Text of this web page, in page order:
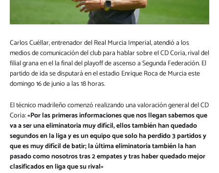
Carlos Cuéllar, entrenador del Real Murcia Imperial, atendió a los
medios de comunicación del club para hablar sobre el CD Coria, rival del
filial grana en el la final del playoff de ascenso a Segunda Federación. El
partido de ida se disputará en el estadio Enrique Roca de Murcia este
domingo 16 de junio a las 18 horas.
El técnico madrileño comenzó realizando una valoración general del CD
Coria:«Por las primeras informaciones que nos llegan sabemos que
va a ser una eliminatoria muy difícil, ellos también han quedado
segundos en la liga y es un equipo que solo ha perdido 3 partidos y
que es muy difícil de batir; la última eliminatoria también la han
pasado como nosotros tras 2 empates y tras haber quedado mejor
clasificados en liga que su rival»